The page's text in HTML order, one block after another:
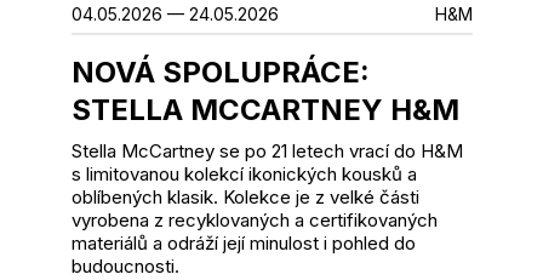
04.05.2026 — 24.05.2026 H&M
NOVÁ SPOLUPRÁCE:
STELLA MCCARTNEY H&M
Stella McCartney se po 21 letech vrací do H&M
s limitovanou kolekcí ikonických kousků a
oblíbených klasik. Kolekce je z velké části
vyrobena z recyklovaných a certifikovaných
materiálů a odráží její minulost i pohled do
budoucnosti.